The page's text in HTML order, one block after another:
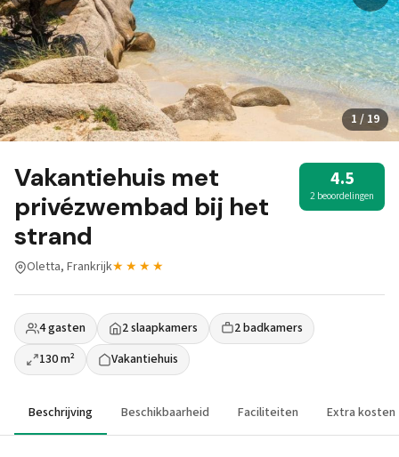
1 / 19
Vakantiehuis met
privézwembad bij het
strand
4.5
2 beoordelingen
Oletta, Frankrijk★★★★
4 gasten 2 slaapkamers
2 badkamers
130 m²
Vakantiehuis
Beschrijving Beschikbaarheid Faciliteiten Extra kosten